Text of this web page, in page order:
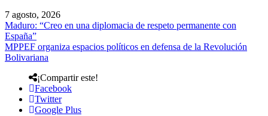
7 agosto, 2026
Maduro: “Creo en una diplomacia de respeto permanente con
España”
MPPEF organiza espacios políticos en defensa de la Revolución
Bolivariana
¡Compartir este!
Facebook
Twitter
Google Plus